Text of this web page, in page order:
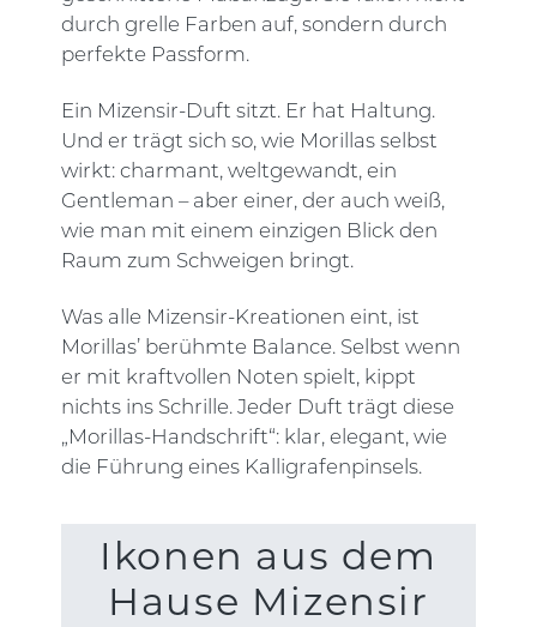
durch grelle Farben auf, sondern durch
perfekte Passform.
Ein Mizensir-Duft sitzt. Er hat Haltung.
Und er trägt sich so, wie Morillas selbst
wirkt: charmant, weltgewandt, ein
Gentleman – aber einer, der auch weiß,
wie man mit einem einzigen Blick den
Raum zum Schweigen bringt.
Was alle Mizensir-Kreationen eint, ist
Morillas’ berühmte Balance. Selbst wenn
er mit kraftvollen Noten spielt, kippt
nichts ins Schrille. Jeder Duft trägt diese
„Morillas-Handschrift“: klar, elegant, wie
die Führung eines Kalligrafenpinsels.
Ikonen aus dem
Hause Mizensir